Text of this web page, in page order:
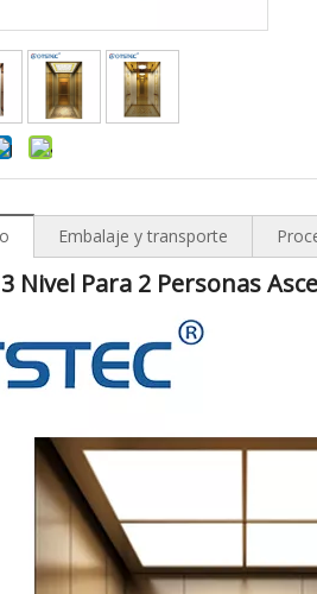
Embalaje y transporte
Nivel Para 2 Personas